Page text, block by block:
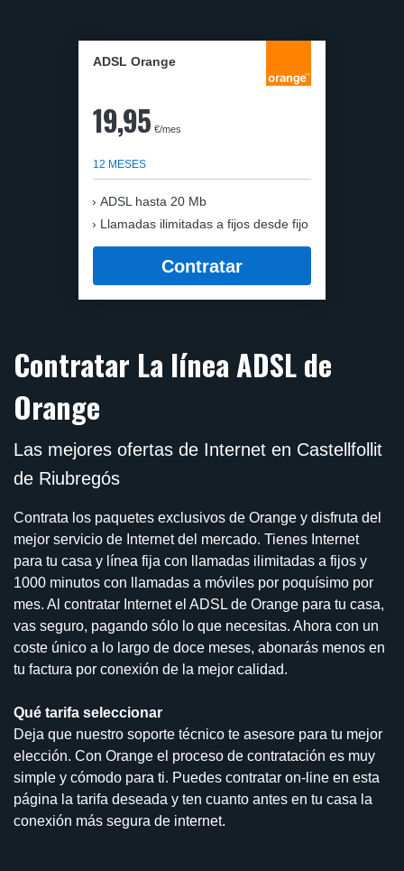
ADSL Orange
19,95 €/mes
12 MESES
ADSL hasta 20 Mb
Llamadas ilimitadas a fijos desde fijo
Contratar
Contratar La línea ADSL de
Orange
Las mejores ofertas de Internet en Castellfollit
de Riubregós
Contrata los paquetes exclusivos de Orange y disfruta del
mejor servicio de Internet del mercado. Tienes Internet
para tu casa y línea fija con llamadas ilimitadas a fijos y
1000 minutos con llamadas a móviles por poquísimo por
mes. Al contratar Internet el ADSL de Orange para tu casa,
vas seguro, pagando sólo lo que necesitas. Ahora con un
coste único a lo largo de doce meses, abonarás menos en
tu factura por conexión de la mejor calidad.
Qué tarifa seleccionar
Deja que nuestro soporte técnico te asesore para tu mejor
elección. Con Orange el proceso de contratación es muy
simple y cómodo para ti. Puedes contratar on-line en esta
página la tarifa deseada y ten cuanto antes en tu casa la
conexión más segura de internet.